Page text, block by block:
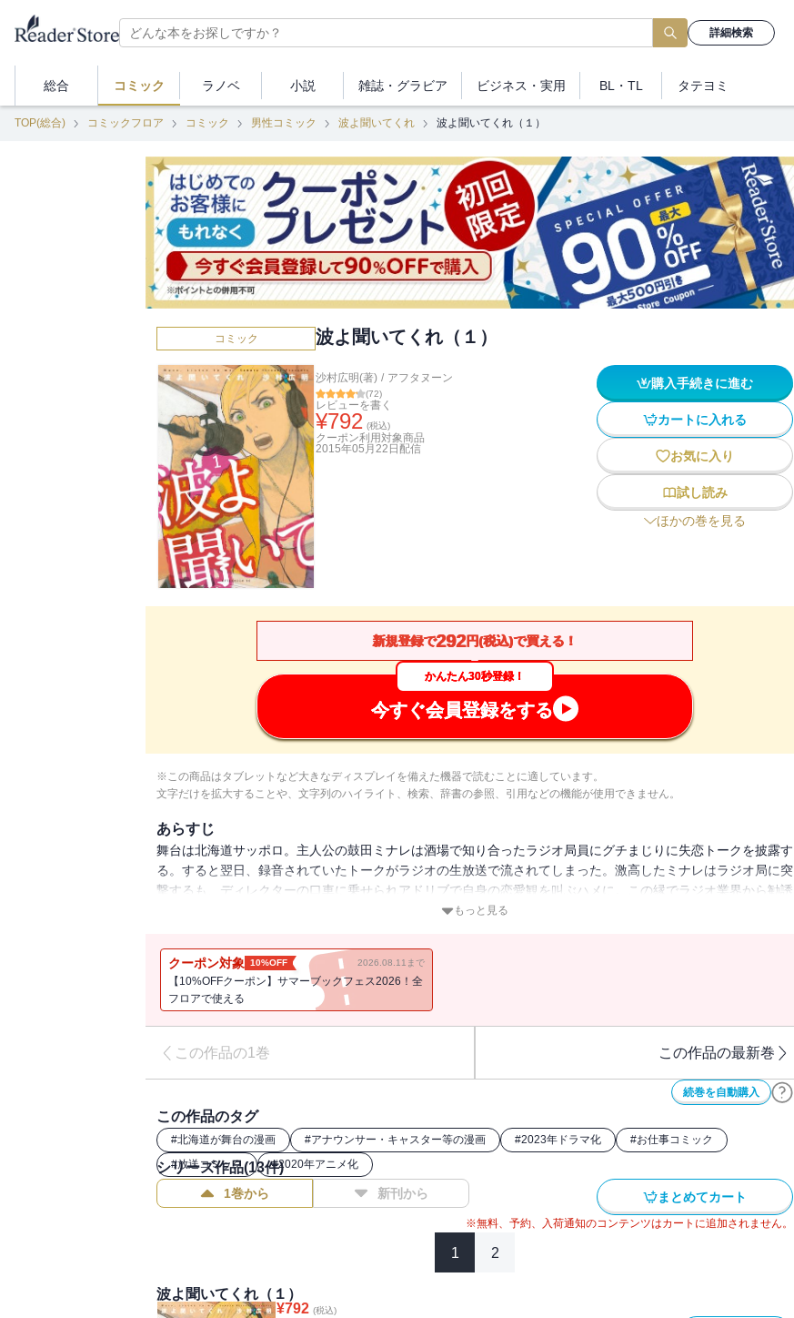
詳細検索
総合 コミック ラノベ 小説 雑誌・ グラビア ビジネス ・実用 BL・TL タテヨミ
TOP(総合) コミックフロア コミック 男性コミック 波よ聞いてくれ 波よ聞いてくれ（１）
コミック 波よ聞いてくれ（１）
沙村広明(著) / アフタヌーン
(72)
レビューを書く
¥792 (税込)
クーポン利用対象商品
2015年05月22日 配信
購入手続きに進む
カートに入れる
お気に入り
試し読み
ほかの巻を見る
新規登録で292円(税込)で買える！
かんたん30秒登録！
今すぐ会員登録をする
※この商品はタブレットなど大きなディスプレイを備えた機器で読むことに適しています。
文字だけを拡大することや、文字列のハイライト、検索、辞書の参照、引用などの機能が使用できません。
あらすじ
舞台は北海道サッポロ。主人公の鼓田ミナレは酒場で知り合ったラジオ局員にグチまじりに失恋トークを披露す
る。すると翌日、録音されていたトークがラジオの生放送で流されてしまった。激高したミナレはラジオ局に突
撃するも、ディレクターの口車に乗せられアドリブで自身の恋愛観を叫ぶハメに。この縁でラジオ業界から勧誘
されるミナレを中心に、個性あふれる面々の人生が激しく動き出す。まさに、波よ聞いてくれ、なのだ！
もっと見る
クーポン対象 10%OFF 2026.08.11まで
【10%OFFクーポン】サマーブックフェス2026！全
フロアで使える
この作品の1巻 この作品の最新巻
続巻を自動購入
この作品のタグ
#北海道が舞台の漫画 #アナウンサー・キャスター等の漫画 #2023年ドラマ化 #お仕事コミック
#放送コミック #2020年アニメ化
シリーズ作品(13件)
1巻から 新刊から まとめてカート
※無料、予約、入荷通知のコンテンツはカートに追加されません。
1 2
波よ聞いてくれ（１）
¥792 (税込)